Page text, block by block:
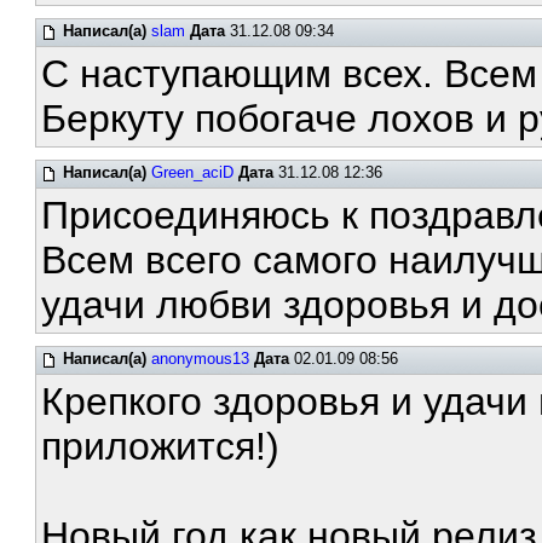
Написал(а) slam Дата31.12.08 09:34
С наступающим всех. Всем
Беркуту побогаче лохов и
Написал(а) Green_aciD Дата31.12.08 12:36
Присоединяюсь к
Всем всего самого
удачи любви здоровья и
Написал(а) anonymous13 Дата02.01.09 08:56
Крепкого здоровья и
приложится!)